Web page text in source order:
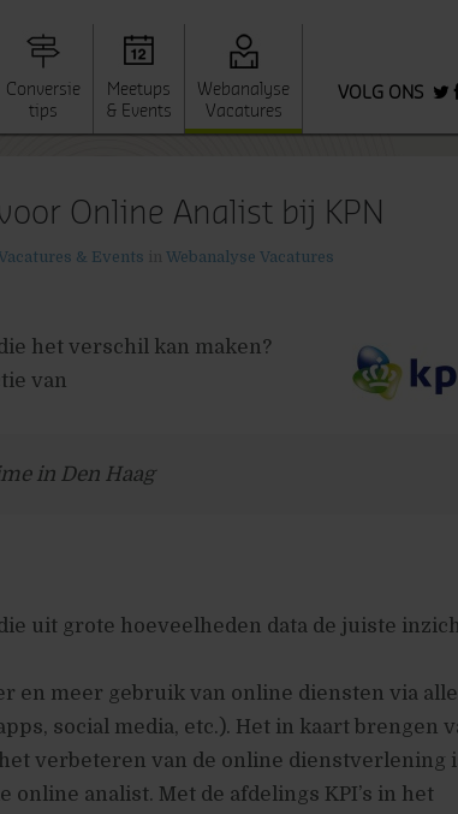
Conversie
tips
Meetups
& Events
Webanalyse
Vacatures
VOLG ONS
Online Analist bij KPN
& Events Webanalyse Vacatures
het verschil kan maken?
van
in Den Haag
uit grote hoeveelheden data de juiste
en meer gebruik van online diensten via
social media, etc.). Het in kaart brengen
verbeteren van de online dienstverlening
online analist. Met de afdelings KPI’s in het